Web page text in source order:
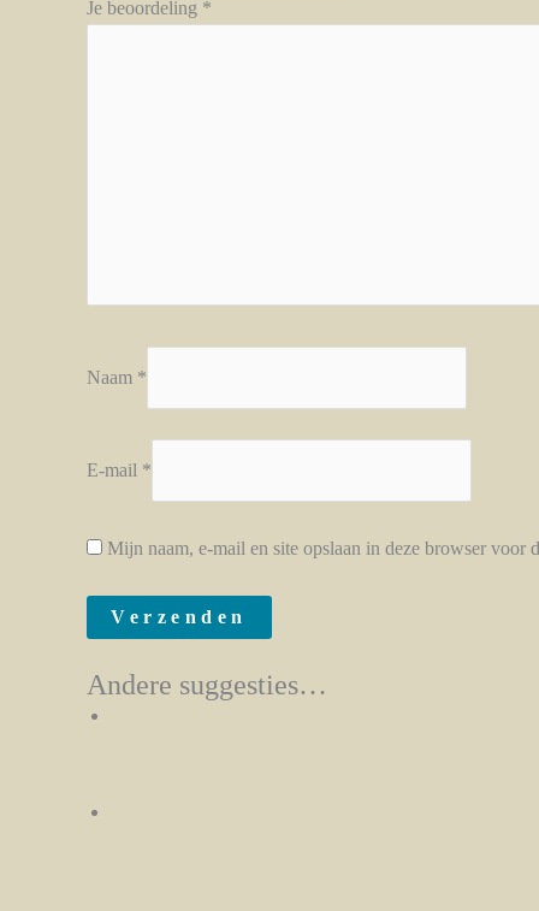
Je beoordeling *
Naam *
E-mail *
Mijn naam, e-mail en site opslaan in deze browser voor
Andere suggesties…